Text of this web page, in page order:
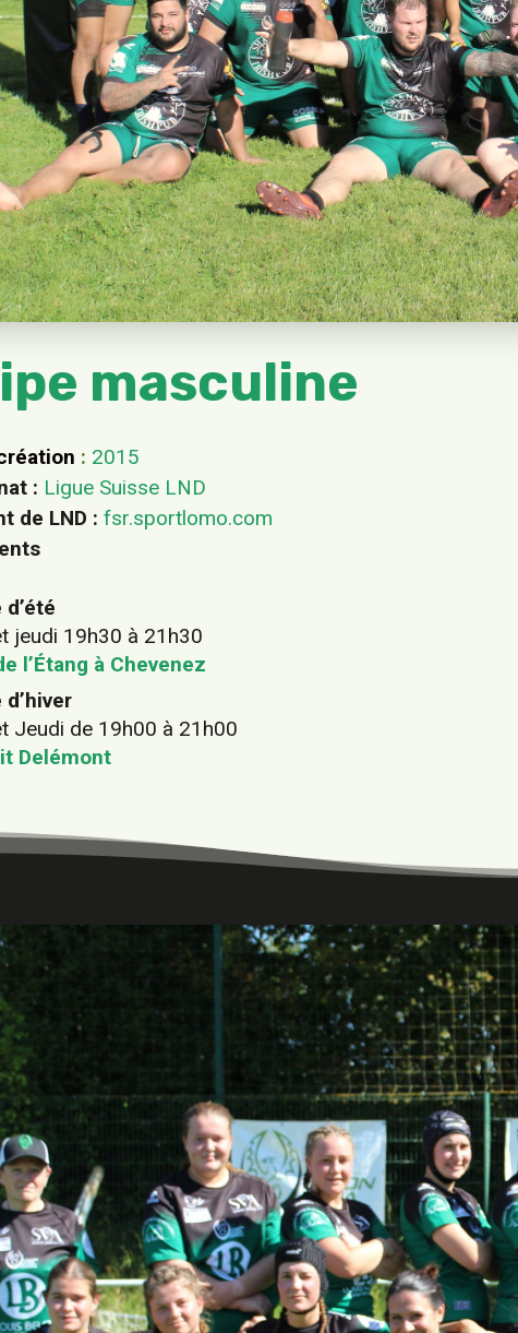
masculine
: 2015
: Ligue Suisse LND
de LND : fsr.sportlomo.com
jeudi 19h30 à 21h30
l’Étang à Chevenez
d’hiver
Jeudi de 19h00 à 21h00
Delémont